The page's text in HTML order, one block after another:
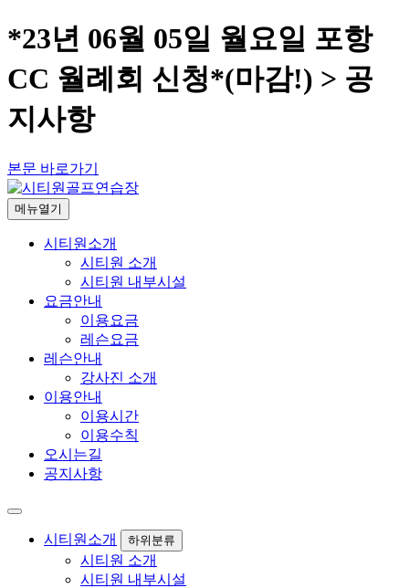
*23년 06월 05일 월요일 포항
CC 월례회 신청*(마감!) > 공
지사항
본문 바로가기
메뉴열기
시티원소개
시티원 소개
시티원 내부시설
요금안내
이용요금
레슨요금
레슨안내
강사진 소개
이용안내
이용시간
이용수칙
오시는길
공지사항
시티원소개 하위분류
시티원 소개
시티원 내부시설